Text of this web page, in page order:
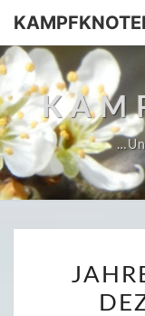
Skip
content